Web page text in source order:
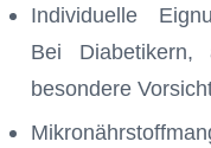
Individuelle
Bei Diabetikern,
besondere